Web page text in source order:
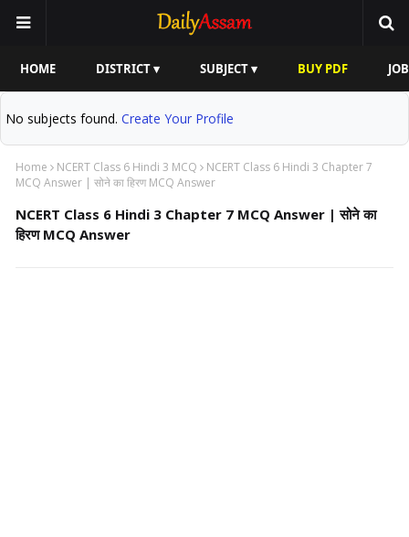
HOME DISTRICT ▾ SUBJECT ▾ BUY PDF
No subjects found. Create Your Profile
Home NCERT Class 6 Hindi 3 MCQ
NCERT Class 6 Hindi 3 Chapter 7
MCQ Answer | सोने का हिरण MCQ Answer
NCERT Class 6 Hindi 3 Chapter 7 MCQ Answer | सोने का
हिरण MCQ Answer